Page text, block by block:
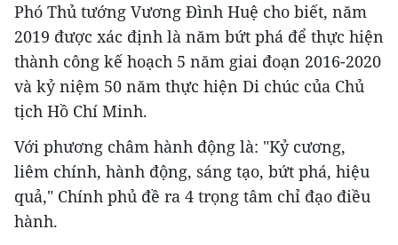
Phó Thủ tướng Vương Đình Huệ cho biết, năm
2019 được xác định là năm bứt phá để thực hiện
thành công kế hoạch 5 năm giai đoạn 2016-2020
và kỷ niệm 50 năm thực hiện Di chúc của Chủ
tịch Hồ Chí Minh.
Với phương châm hành động là: "Kỷ cương,
liêm chính, hành động, sáng tạo, bứt phá, hiệu
quả," Chính phủ đề ra 4 trọng tâm chỉ đạo điều
hành.